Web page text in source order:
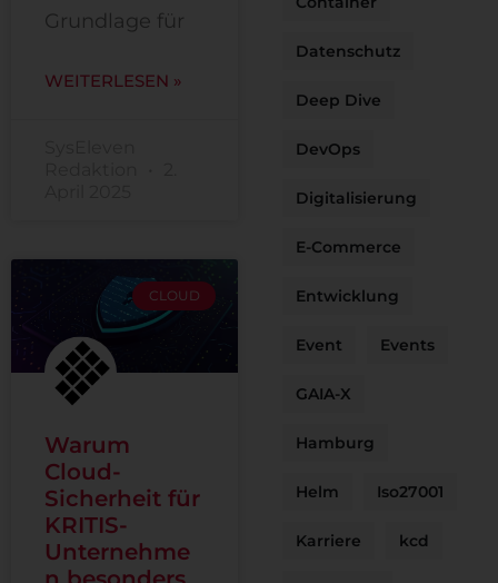
Grundlage für
WEITERLESEN »
CLOUD
Warum
Cloud-
Sicherheit für
KRITIS-
Unternehme
Datenschutz
Deep Dive
DevOps
Digitalisierung
E-Commerce
Entwicklung
Event Events
GAIA-X
Hamburg
Helm Iso27001
Karriere kcd